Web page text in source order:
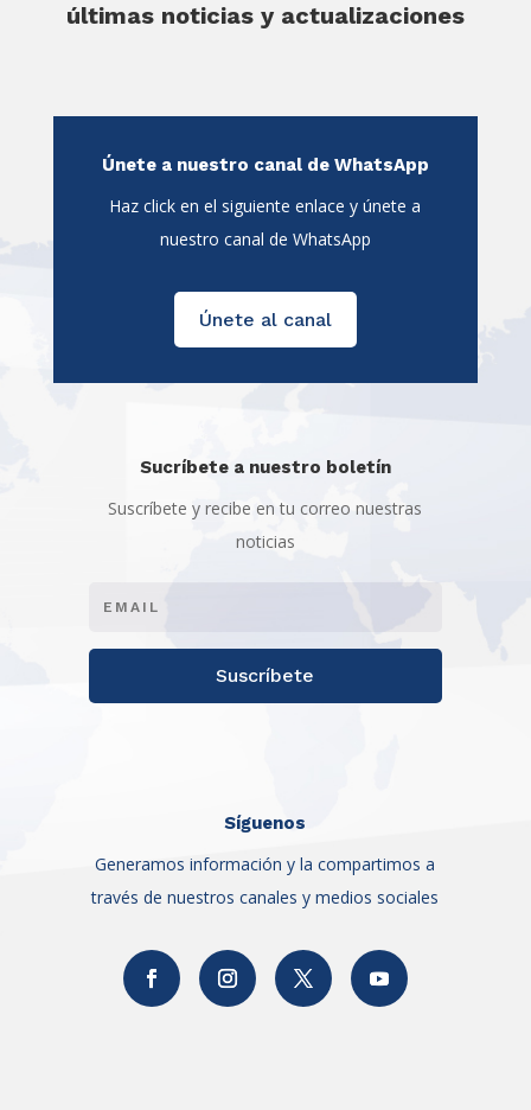
últimas noticias y actualizaciones
Únete a nuestro canal de WhatsApp
Haz click en el siguiente enlace y únete a
nuestro canal de WhatsApp
Únete al canal
Sucríbete a nuestro boletín
Suscríbete y recibe en tu correo nuestras
noticias
Suscríbete
Síguenos
Generamos información y la compartimos a
través de nuestros canales y medios sociales